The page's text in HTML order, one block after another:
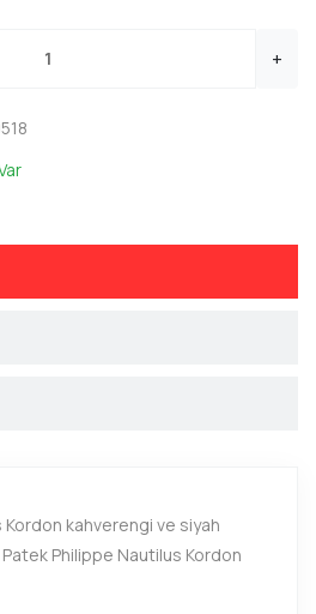
+
kahverengi ve siyah
Philippe Nautilus Kordon